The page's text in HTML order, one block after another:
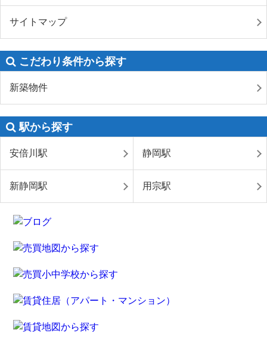
サイトマップ
こだわり条件から探す
新築物件
駅から探す
安倍川駅 静岡駅
新静岡駅 用宗駅